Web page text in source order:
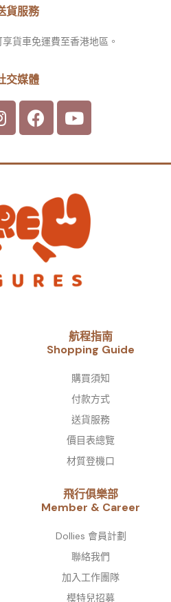
貨服務
貨車免運費至香港地區。
交媒體
航程指南
Shopping Guide
購買須知
付款方式
送貨服務
價目表總覽
材質登機口
飛行俱樂部
Member & Career
Dollies 會員計劃
聯絡我們
加入工作團隊
模特兒招募